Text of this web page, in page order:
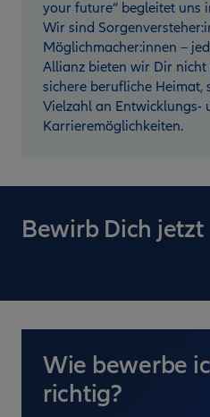
your future“ begleitet uns
Wir sind
Möglichmacher:innen –
Allianz bieten wir Dir
sichere berufliche Heimat,
Vielzahl an Entwicklungs-
Karrieremöglichkeiten.
Bewirb Dich jetzt
Wie bewerbe
richtig?